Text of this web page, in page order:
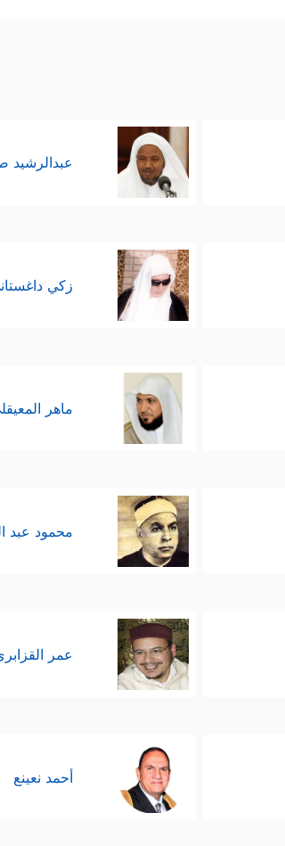
عبدالرشيد
زكي
ماهر
محمود عبد
عمر
أحمد نعينع